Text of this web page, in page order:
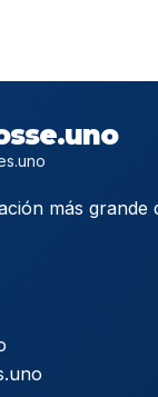
más grande